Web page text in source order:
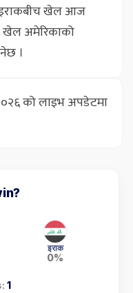
इराकबीच खेल आज
खेल अमेरिकाको
।
को लाइभ अपडेटमा
इराक
0%
1